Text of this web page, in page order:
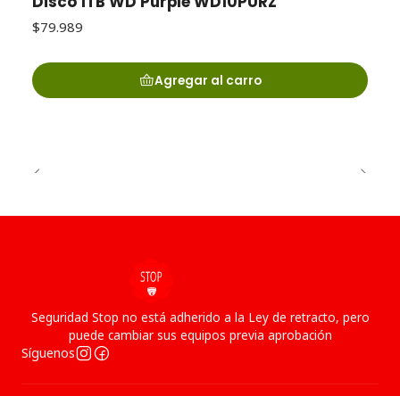
$79.989
Agregar al carro
Seguridad Stop no está adherido a la Ley de retracto, pero
puede cambiar sus equipos previa aprobación
Síguenos